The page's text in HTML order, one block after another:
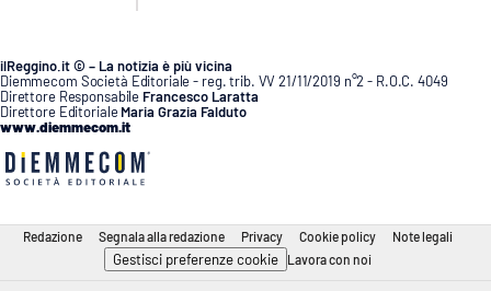
ilReggino.it © – La notizia è più vicina
Diemmecom Società Editoriale - reg. trib. VV 21/11/2019 n°2 - R.O.C. 4049
Direttore Responsabile Francesco Laratta
Direttore Editoriale Maria Grazia Falduto
www.diemmecom.it
Redazione Segnala alla redazione Privacy Cookie policy Note legali
Gestisci preferenze cookie Lavora con noi